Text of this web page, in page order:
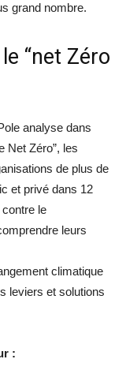
grand nombre.
“net Zéro
analyse dans
Net Zéro”, les
de plus de
et privé dans 12
le
leurs
climatique
leviers et solutions
: